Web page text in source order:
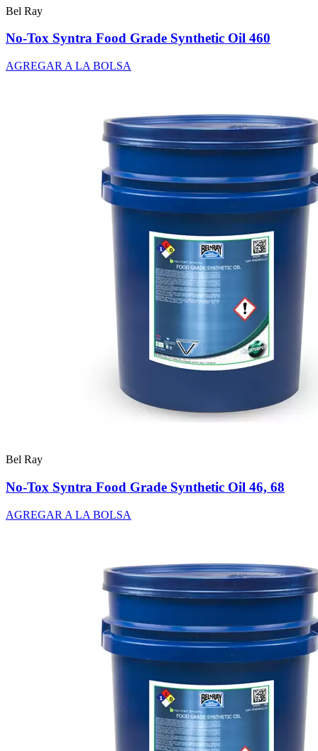
Bel Ray
No-Tox Syntra Food Grade Synthetic Oil 460
AGREGAR A LA BOLSA
Bel Ray
No-Tox Syntra Food Grade Synthetic Oil 46, 68
AGREGAR A LA BOLSA